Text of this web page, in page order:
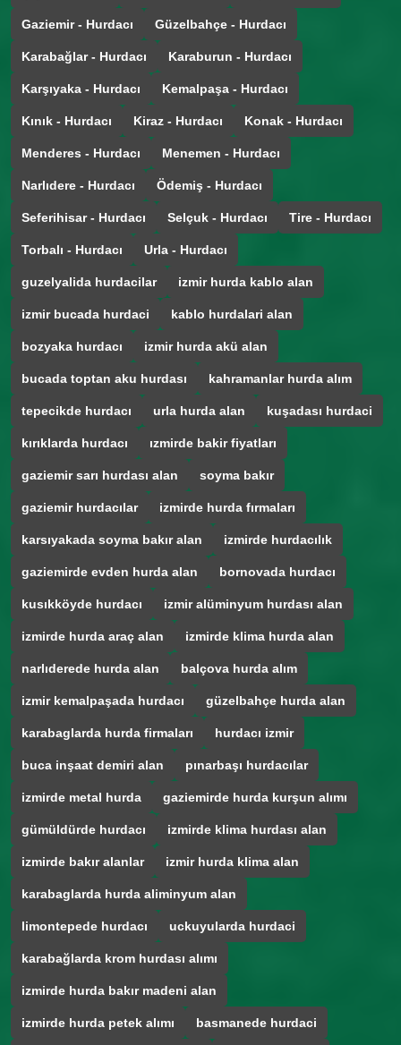
Gaziemir - Hurdacı Güzelbahçe - Hurdacı
Karabağlar - Hurdacı Karaburun - Hurdacı
Karşıyaka - Hurdacı Kemalpaşa - Hurdacı
Kınık - Hurdacı Kiraz - Hurdacı Konak - Hurdacı
Menderes - Hurdacı Menemen - Hurdacı
Narlıdere - Hurdacı Ödemiş - Hurdacı
Seferihisar - Hurdacı Selçuk - Hurdacı Tire - Hurdacı
Torbalı - Hurdacı Urla - Hurdacı
guzelyalida hurdacilar izmir hurda kablo alan
izmir bucada hurdaci kablo hurdalari alan
bozyaka hurdacı izmir hurda akü alan
bucada toptan aku hurdası kahramanlar hurda alım
tepecikde hurdacı urla hurda alan kuşadası hurdaci
kırıklarda hurdacı ızmirde bakir fiyatları
gaziemir sarı hurdası alan soyma bakır
gaziemir hurdacılar izmirde hurda fırmaları
karsıyakada soyma bakır alan izmirde hurdacılık
gaziemirde evden hurda alan bornovada hurdacı
kusıkköyde hurdacı izmir alüminyum hurdası alan
izmirde hurda araç alan izmirde klima hurda alan
narlıderede hurda alan balçova hurda alım
izmir kemalpaşada hurdacı güzelbahçe hurda alan
karabaglarda hurda firmaları hurdacı izmir
buca inşaat demiri alan pınarbaşı hurdacılar
izmirde metal hurda gaziemirde hurda kurşun alımı
gümüldürde hurdacı izmirde klima hurdası alan
izmirde bakır alanlar izmir hurda klima alan
karabaglarda hurda aliminyum alan
limontepede hurdacı uckuyularda hurdaci
karabağlarda krom hurdası alımı
izmirde hurda bakır madeni alan
izmirde hurda petek alımı basmanede hurdaci